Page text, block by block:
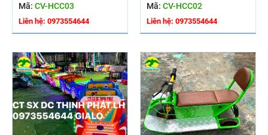
Mã: CV-HCC03
Liên hệ: 0973554644
Mã: CV-HCC02
Liên hệ: 0973554644